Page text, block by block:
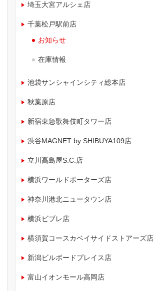
埼玉大宮アルシェ店
千葉松戸駅前店
お知らせ
在庫情報
池袋サンシャインシティ総本店
秋葉原店
新宿東急歌舞伎町タワー店
渋谷MAGNET by SHIBUYA109店
立川髙島屋S.C.店
横浜ワールドポーターズ店
神奈川港北ニュータウン店
横浜ビブレ店
横須賀コースカベイサイドストアーズ店
新潟ビルボードプレイス店
富山イオンモール高岡店